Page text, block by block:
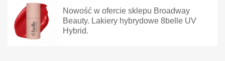
Nowość w ofercie sklepu Broadway
Beauty. Lakiery hybrydowe 8belle UV
Hybrid.